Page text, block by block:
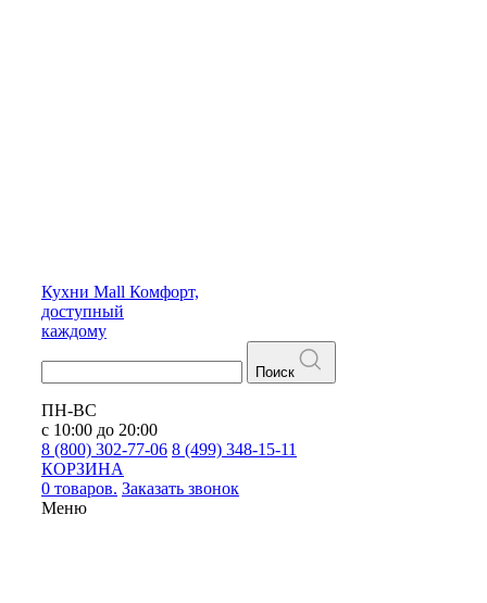
Кухни Mall Комфорт,
доступный
каждому
Поиск
ПН-ВС
с 10:00 до 20:00
8 (800) 302-77-06 8 (499) 348-15-11
КОРЗИНА
0 товаров. Заказать звонок
Меню